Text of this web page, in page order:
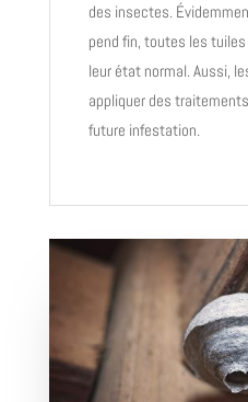
des insectes.
pend fin, toutes les
leur état normal. Aussi,
appliquer des
future infestation.